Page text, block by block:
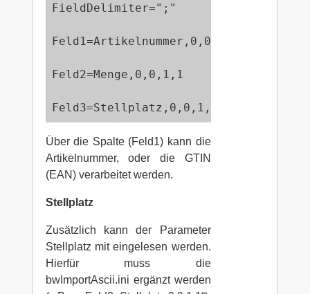
FieldDelimiter=";"
Feld1=Artikelnummer,0,0,1,1
Feld2=Menge,0,0,1,1
Feld3=Stellplatz,0,0,1,1
Über die Spalte (Feld1) kann die
Artikelnummer, oder die GTIN
(EAN) verarbeitet werden.
Stellplatz
Zusätzlich kann der Parameter
Stellplatz mit eingelesen werden.
Hierfür muss die
bwImportAscii.ini ergänzt werden